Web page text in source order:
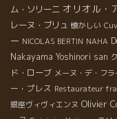
ム・ソリーニ オリオル・
レーヌ・ブリュ 懐かしい
ー NICOLAS BERTIN NAHA
Nakayama Yoshinori san
ド・ローブ メーヌ・デ・フ
ー・プレス Restaurateur
銀座ヴィヴィエンヌ Olivier